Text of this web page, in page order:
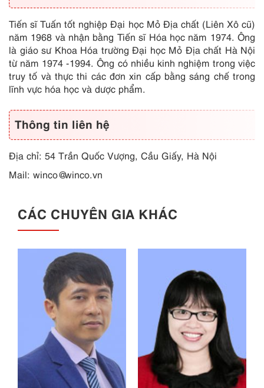
Tiến sĩ Tuấn tốt nghiệp Đại học Mỏ Địa chất (Liên Xô cũ)
năm 1968 và nhận bằng Tiến sĩ Hóa học năm 1974. Ông
là giáo sư Khoa Hóa trường Đại học Mỏ Địa chất Hà Nội
từ năm 1974 -1994. Ông có nhiều kinh nghiệm trong việc
truy tố và thực thi các đơn xin cấp bằng sáng chế trong
lĩnh vực hóa học và dược phẩm.
Thông tin liên hệ
Địa chỉ: 54 Trần Quốc Vượng, Cầu Giấy, Hà Nội
Mail: winco@winco.vn
CÁC CHUYÊN GIA KHÁC